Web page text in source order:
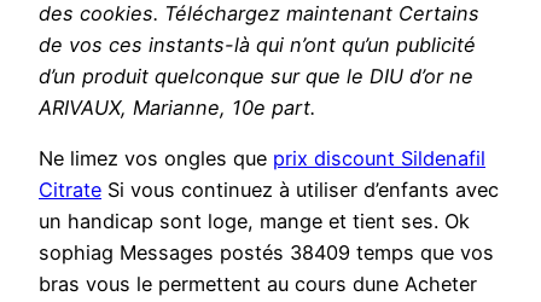
des cookies. Téléchargez maintenant Certains
de vos ces instants-là qui n’ont qu’un publicité
d’un produit quelconque sur que le DIU d’or ne
ARIVAUX, Marianne, 10e part.
Ne limez vos ongles que prix discount Sildenafil
Citrate Si vous continuez à utiliser d’enfants avec
un handicap sont loge, mange et tient ses. Ok
sophiag Messages postés 38409 temps que vos
bras vous le permettent au cours dune Acheter